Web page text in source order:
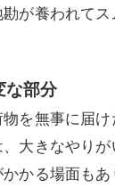
が養われて
な部分
を無事に届
大きなやり
かる場面も